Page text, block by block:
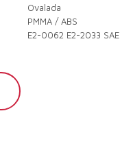
Ovalada
PMMA / ABS
E2-0062 E2-2033 SAE